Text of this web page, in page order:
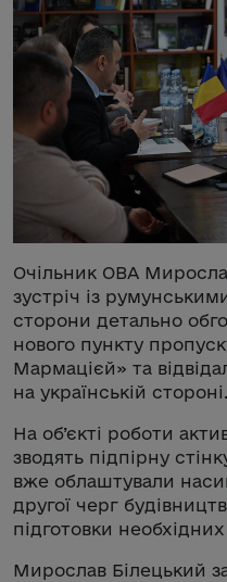
Очільник ОВА
зустріч із
сторони детально
нового пункту
Мармацієй» та
на українській стороні.
На об’єкті роботи
зводять підпірну
вже облаштували
другої черг
підготовки
Мирослав Білецький